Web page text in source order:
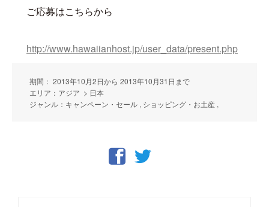
ご応募はこちらから
http://www.hawaiianhost.jp/user_data/present.php
期間： 2013年10月2日から 2013年10月31日まで
エリア：アジア > 日本
ジャンル：キャンペーン・セール , ショッピング・お土産 ,